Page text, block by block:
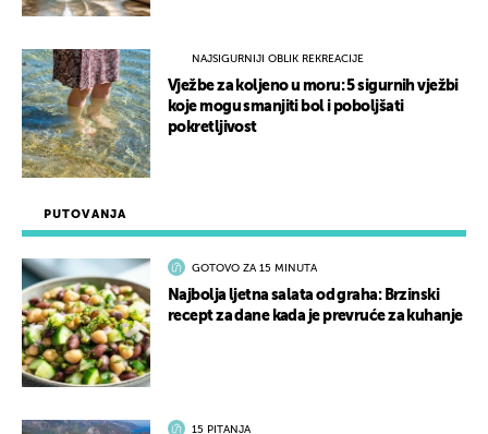
PUTOVANJA
GOTOVO ZA 15 MINUTA
Najbolja ljetna salata od graha: Brzinski
recept za dane kada je prevruće za kuhanje
15 PITANJA
NAJSIGURNIJI OBLIK REKREACIJE
Vježbe za koljeno u moru: 5 sigurnih vježbi
koje mogu smanjiti bol i poboljšati
pokretljivost